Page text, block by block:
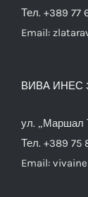
Тел. +389 77
Email:
ВИВА ИНЕС
ул. „Маршал
Тел. +389 75
Email: